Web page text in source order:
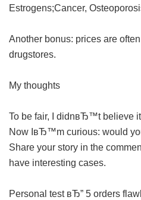
Estrogens;Cancer,
Another bonus: prices are
drugstores.
My thoughts
To be fair, I didnвЂ™t believe
Now IвЂ™m curious: would
Share your story in the
have interesting cases.
Personal test вЂ” 5 orders